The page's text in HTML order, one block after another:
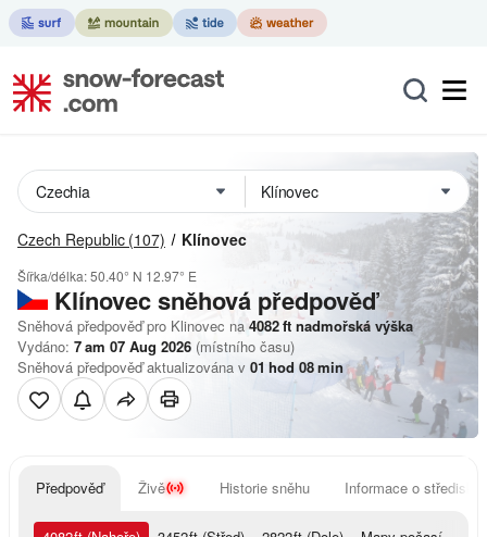
Czech Republic (107) Klínovec
Šířka/délka:50.40° N 12.97° E
Klínovecsněhová předpověď
Sněhová předpověď pro Klinovec na 4082ft nadmořská výška
Vydáno: 7 am 07 Aug 2026 (místního času)
Sněhová předpověď aktualizována v 01 hod 08min
Předpověď Živě Historie sněhu Informace o středisku